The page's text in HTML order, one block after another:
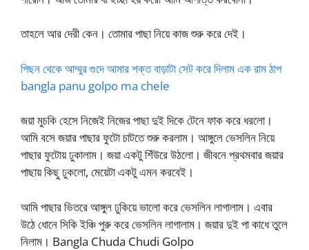
তাহলে আর দেরী কেন। তোমার পাছা নিয়ে কাজ শুরু করে দেই।
পিছন থেকে আম্মুর গুদে আমার শক্ত বাড়াটা সেট করে দিলাম এক রাম ঠাপ
bangla panu golpo ma chele
জয়া মুচকি হেসে নিজেই নিজের পাছা দুই দিকে টেনে ফাক করে ধরলো।
আমি বসে জয়ার পাছার ফুটো চাটতে শুরু করলাম। আঙ্গুলে ভেসলিন নিয়ে
পাছার ফুটোয় ঢুকালাম। জয়া একটু শিঁউরে উঠলো। জীবনে প্রথমবার জয়ার
পাছায় কিছু ঢুকলো, মেয়েটা একটু এমন করবেই।
আমি পাছার ভিতরে আঙ্গুল ঢুকিয়ে ভালো করে ভেসলিন লাগালাম। এবার
উঠে ধোনে সিকি ইঞ্চি পুরু করে ভেসলিন লাগালাম। জয়ার দুই পা কাধে তুলে
নিলাম। Bangla Chuda Chudi Golpo